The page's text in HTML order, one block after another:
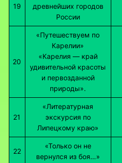
19
древнейших городов
России
20
«Путешествуем по
Карелии»
«Карелия — край
удивительной красоты
и первозданной
природы».
21
«Литературная
экскурсия по
Липецкому краю»
22
«Только он не
вернулся из боя…»